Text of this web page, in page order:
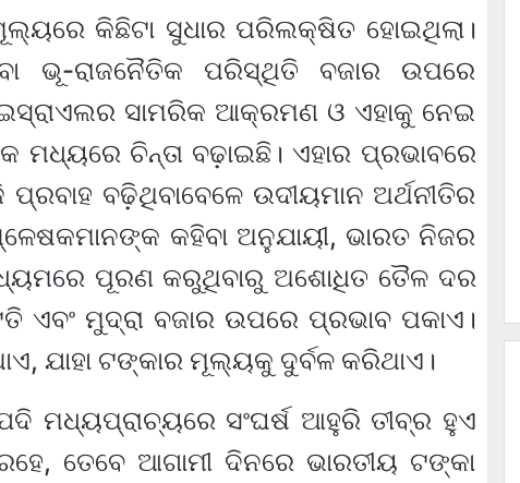
କିଛିଟା ସୁଧାର ପରିଲକ୍ଷିତ ହୋଇଥିଲା।
ଭୂ-ରାଜନୈତିକ ପରିସ୍ଥିତି ବଜାର ଉପରେ
ସାମରିକ ଆକ୍ରମଣ ଓ ଏହାକୁ ନେଇ
ଚିନ୍ତା ବଢ଼ାଇଛି। ଏହାର ପ୍ରଭାବରେ
ବଢ଼ିଥିବାବେଳେ ଉଦୀୟମାନ ଅର୍ଥନୀତିର
କହିବା ଅନୁଯାୟୀ, ଭାରତ ନିଜର
ପୂରଣ କରୁଥିବାରୁ ଅଶୋଧିତ ତୈଳ ଦର
ଏବଂ ମୁଦ୍ରା ବଜାର ଉପରେ ପ୍ରଭାବ ପକାଏ।
ଯାହା ଟଙ୍କାର ମୂଲ୍ୟକୁ ଦୁର୍ବଳ କରିଥାଏ।
ମଧ୍ୟପ୍ରାଚ୍ୟରେ ସଂଘର୍ଷ ଆହୁରି ତୀବ୍ର ହୁଏ
ତେବେ ଆଗାମୀ ଦିନରେ ଭାରତୀୟ ଟଙ୍କା